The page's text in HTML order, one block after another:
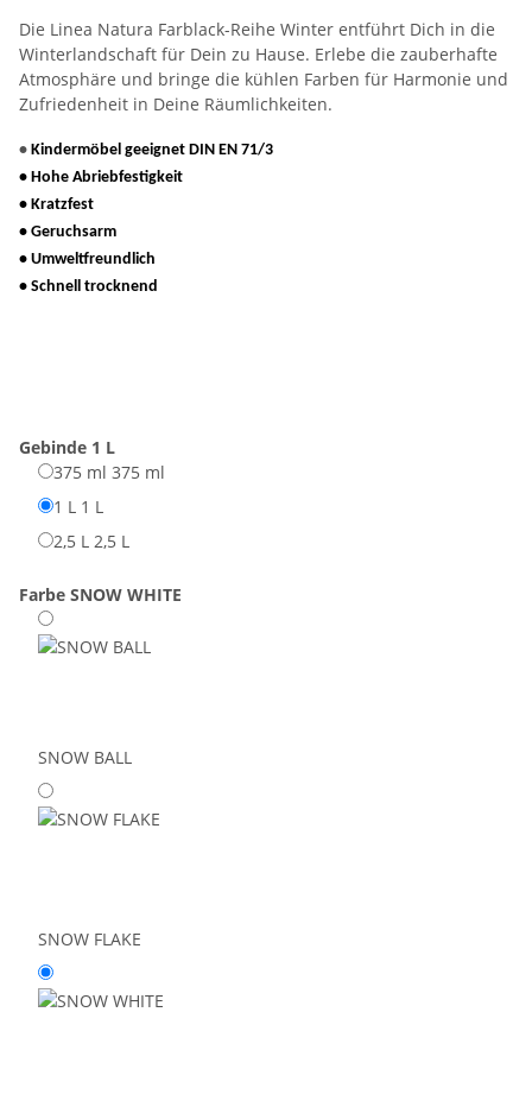
Die Linea Natura Farblack-Reihe Winter entführt Dich in die
Winterlandschaft für Dein zu Hause. Erlebe die zauberhafte
Atmosphäre und bringe die kühlen Farben für Harmonie und
Zufriedenheit in Deine Räumlichkeiten.
• Kindermöbel geeignet DIN EN 71/3
• Hohe Abriebfestigkeit
• Kratzfest
• Geruchsarm
• Umweltfreundlich
• Schnell trocknend
Gebinde 1 L
375 ml 375 ml
1 L 1 L
2,5 L 2,5 L
Farbe SNOW WHITE
SNOW BALL
SNOW FLAKE